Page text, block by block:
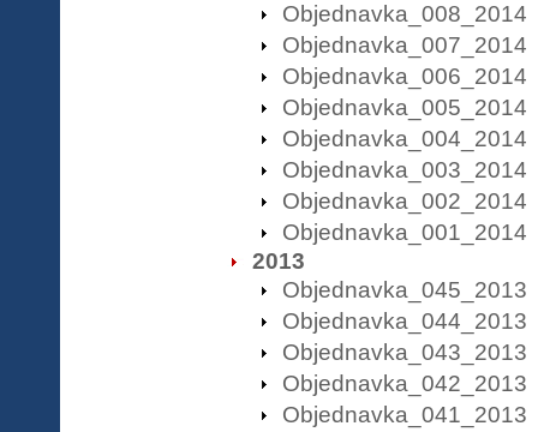
Objednavka_008_2014
Objednavka_007_2014
Objednavka_006_2014
Objednavka_005_2014
Objednavka_004_2014
Objednavka_003_2014
Objednavka_002_2014
Objednavka_001_2014
2013
Objednavka_045_2013
Objednavka_044_2013
Objednavka_043_2013
Objednavka_042_2013
Objednavka_041_2013